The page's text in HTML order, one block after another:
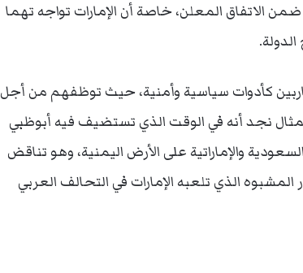
الاتفاق المعلن، خاصة أن الإمارات تواجه تهما
كأدوات سياسية وأمنية، حيث توظفهم من أجل
نجد أنه في الوقت الذي تستضيف فيه أبوظبي
والإماراتية على الأرض اليمنية، وهو تناقض
الذي تلعبه الإمارات في التحالف العربي